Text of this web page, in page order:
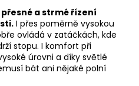
a strmé řízení
I přes poměrně vysokou
ovládá v zatáčkách, kde
stopu. I komfort při
úrovni a díky světlé
bát ani nějaké polní